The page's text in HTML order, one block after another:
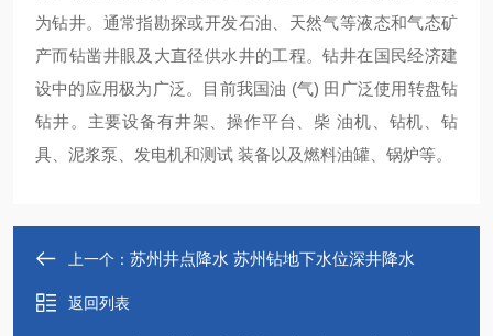
为钻井。通常指勘探或开发石油、天然气等液态和气态矿
产而钻凿井眼及大直径供水井的工程。钻井在国民经济建
设中的应用极为广泛。目前我国油 (气) 田广泛使用转盘钻
钻井。主要设备有井架、操作平台、柴 油机、钻机、钻
具、泥浆泵、发电机和测试 装备以及燃料油罐、锅炉等。
上一个： 苏州井点降水 苏州钻地下水位深井降水
返回列表